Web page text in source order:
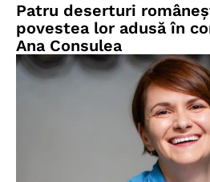
Patru deserturi
povestea lor adusă în
Ana Consulea